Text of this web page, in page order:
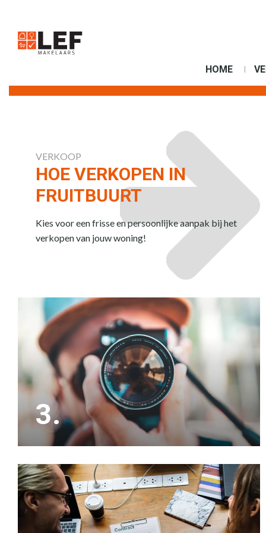
HOME
VERKOOP
HOE VERKOPEN IN
FRUITBUURT
Kies voor een frisse en persoonlijke aanpak bij het
verkopen van jouw woning!
Het is slim om ons eerst jouw woning op waarde
te laten schatten, waarna wij zorgen voor
professionele beeldmateriaal om de verkoop te
3.